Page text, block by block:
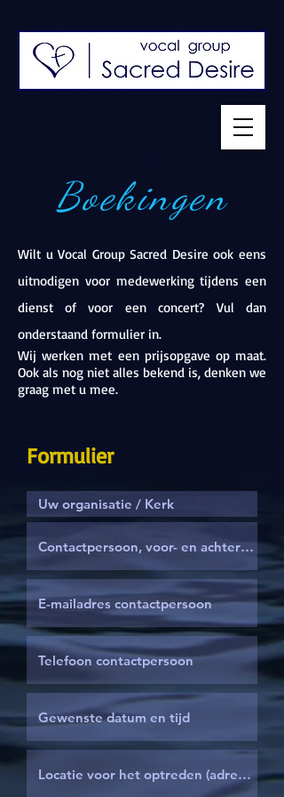
Boekingen
Wilt u Vocal Group Sacred Desire ook eens
uitnodigen voor medewerking tijdens een
dienst of voor een concert? Vul dan
onderstaand formulier in.
Wij werken met een prijsopgave op maat.
Ook als nog niet alles bekend is, denken we
graag met u mee.
Formulier